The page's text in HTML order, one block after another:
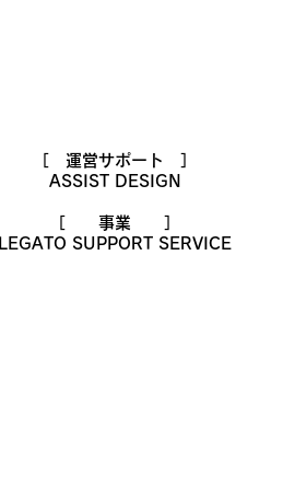
［ 運営サポート ］
ASSIST DESIGN
［ 事業 ］
LEGATO SUPPORT SERVICE